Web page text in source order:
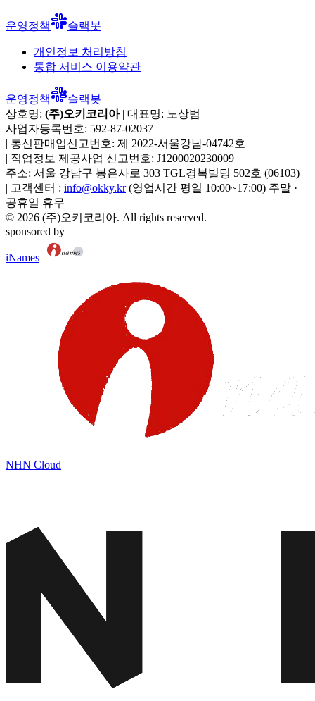
운영정책 슬랙봇
개인정보 처리방침
통합 서비스 이용약관
운영정책
슬랙봇
상호명: (주)오키코리아| 대표명: 노상범
사업자등록번호: 592-87-02037
| 통신판매업신고번호: 제 2022-서울강남-04742호
| 직업정보 제공사업 신고번호: J1200020230009
주소: 서울 강남구 봉은사로 303 TGL경복빌딩 502호 (06103)
| 고객센터 : info@okky.kr (영업시간 평일 10:00~17:00) 주말 ·
공휴일 휴무
© 2026 (주)오키코리아. All rights reserved.
sponsored by
iNames
NHN Cloud